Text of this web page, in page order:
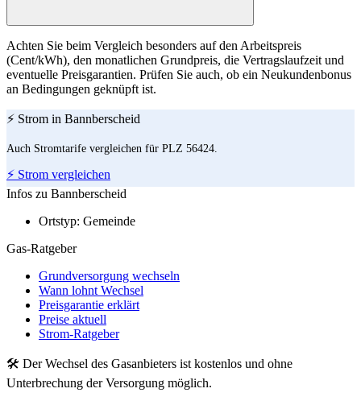
Achten Sie beim Vergleich besonders auf den Arbeitspreis
(Cent/kWh), den monatlichen Grundpreis, die Vertragslaufzeit und
eventuelle Preisgarantien. Prüfen Sie auch, ob ein Neukundenbonus
an Bedingungen geknüpft ist.
⚡ Strom in Bannberscheid
Auch Stromtarife vergleichen für PLZ 56424.
⚡ Strom vergleichen
Infos zu Bannberscheid
Ortstyp: Gemeinde
Gas-Ratgeber
Grundversorgung wechseln
Wann lohnt Wechsel
Preisgarantie erklärt
Preise aktuell
Strom-Ratgeber
🛠 Der Wechsel des Gasanbieters ist kostenlos und ohne
Unterbrechung der Versorgung möglich.